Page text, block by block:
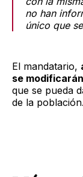
no han
único que
El mandatario,
se modificarán
que se pueda
de la población.